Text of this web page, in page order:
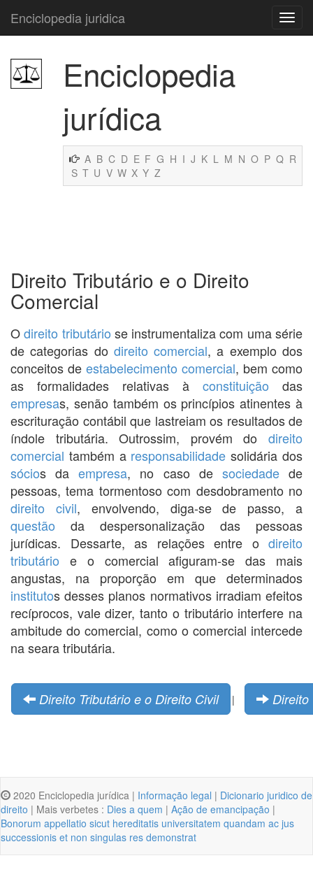
Enciclopedia juridica
Enciclopedia
jurídica
A B C D E F G H I J K L M N O P Q R
S T U V W X Y Z
Direito Tributário e o Direito
Comercial
Odireito tributário se instrumentaliza com uma série
de categorias do direito comercial, a exemplo dos
conceitos de estabelecimento comercial, bem como
as formalidades relativas à constituição das
empresas, senão também os princípios atinentes à
escrituração contábil que lastreiam os resultados de
índole tributária. Outrossim, provém do direito
comercial também a responsabilidade solidária dos
sócios daempresa, no caso de sociedadede
pessoas, tema tormentoso com desdobramento no
direito civil, envolvendo, diga-se de passo, a
questão da despersonalização das pessoas
jurídicas. Dessarte, as relações entre o direito
tributário e o comercial afiguram-se das mais
angustas, na proporção em que determinados
institutos desses planos normativos irradiam efeitos
recíprocos, vale dizer, tanto o tributário interfere na
ambitude do comercial, como o comercial intercede
na seara tributária.
Direito Tributário e o Direito Civil | Direito
2020 Enciclopedia jurídica | Informação legal | Dicionario juridico de
direito | Mais verbetes : Dies a quem | Ação de emancipação |
Bonorum appellatio sicut hereditatis universitatem quandam ac jus
successionis et non singulas res demonstrat